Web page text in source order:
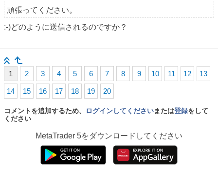
頑張ってください。
:-)どのように送信されるのですか？
1 2 3 4 5 6 7 8 9 10 11 12 13
14 15 16 17 18 19 20
コメントを追加するため、 ログインしてくださいまたは登録をして
ください
MetaTrader 5をダウンロードしてください